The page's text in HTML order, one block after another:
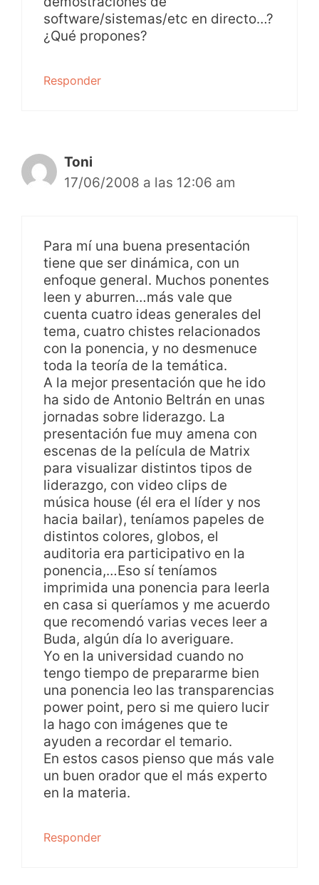
software/sistemas/etc en directo…?
¿Qué propones?
Responder
Toni
17/06/2008 a las 12:06 am
Para mí una buena presentación
tiene que ser dinámica, con un
enfoque general. Muchos ponentes
leen y aburren…más vale que
cuenta cuatro ideas generales del
tema, cuatro chistes relacionados
con la ponencia, y no desmenuce
toda la teoría de la temática.
A la mejor presentación que he ido
ha sido de Antonio Beltrán en unas
jornadas sobre liderazgo. La
presentación fue muy amena con
escenas de la película de Matrix
para visualizar distintos tipos de
liderazgo, con video clips de
música house (él era el líder y nos
hacia bailar), teníamos papeles de
distintos colores, globos, el
auditoria era participativo en la
ponencia,…Eso sí teníamos
imprimida una ponencia para leerla
en casa si queríamos y me acuerdo
que recomendó varias veces leer a
Buda, algún día lo averiguare.
Yo en la universidad cuando no
tengo tiempo de prepararme bien
una ponencia leo las transparencias
power point, pero si me quiero lucir
la hago con imágenes que te
ayuden a recordar el temario.
En estos casos pienso que más vale
un buen orador que el más experto
en la materia.
Responder